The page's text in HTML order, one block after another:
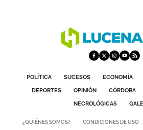
POLÍTICA SUCESOS ECONOMÍA
DEPORTES
OPINIÓN CÓRDOBA
NECROLÓGICAS
¿QUIÉNES SOMOS? CONDICIONES DE USO